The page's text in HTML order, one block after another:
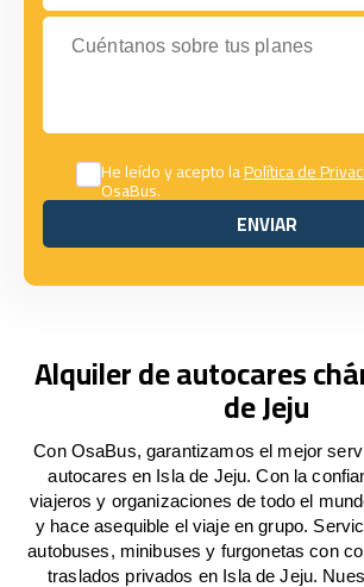
Cuéntanos sobre tus planes
He leído y acepto laPolítica de
OsaBus.
ENVIAR
ENVIAR
Alquiler de autocares
de Jeju
Con OsaBus, garantizamos el mejor
autocares en Isla de Jeju. Con la
viajeros y organizaciones de todo el
y hace asequible el viaje en grupo.
autobuses, minibuses y furgonetas con
traslados privados en Isla de Jeju.